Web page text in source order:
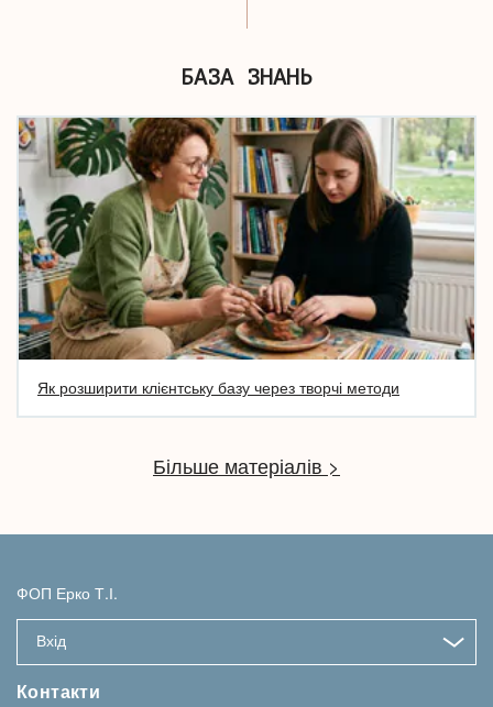
БАЗА ЗНАНЬ
Як розширити клієнтську базу через творчі методи
Більше матеріалів >
ФОП Ерко Т.І.
Вхід
Контакти